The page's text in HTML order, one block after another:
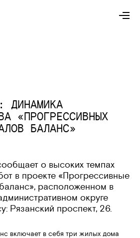
ДИНАМИКА
«ПРОГРЕССИВНЫХ
БАЛАНС»
о высоких темпах
в проекте «Прогрессивные
расположенном в
округе
Рязанский проспект, 26.
включает в себя три жилых дома